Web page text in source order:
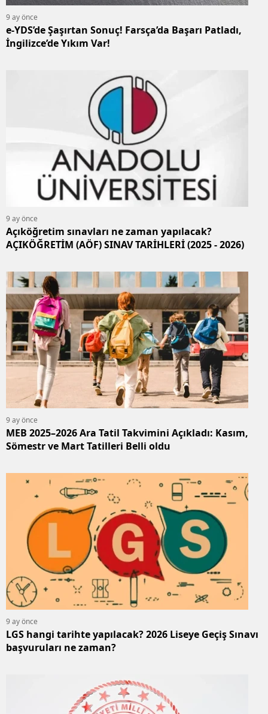
9 ay önce
e-YDS’de Şaşırtan Sonuç! Farsça’da Başarı Patladı,
İngilizce’de Yıkım Var!
9 ay önce
Açıköğretim sınavları ne zaman yapılacak?
AÇIKÖĞRETİM (AÖF) SINAV TARİHLERİ (2025 - 2026)
9 ay önce
MEB 2025–2026 Ara Tatil Takvimini Açıkladı: Kasım,
Sömestr ve Mart Tatilleri Belli oldu
9 ay önce
LGS hangi tarihte yapılacak? 2026 Liseye Geçiş Sınavı
başvuruları ne zaman?